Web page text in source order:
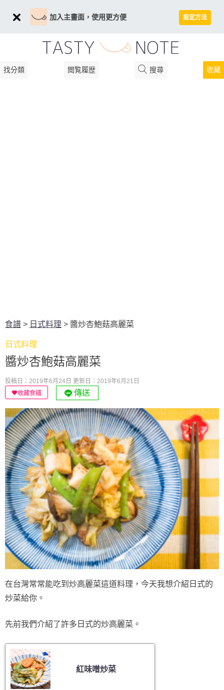
加入主畫面，使用更方便 設定方法
找分類 閲覧履歴 搜尋 收藏
食譜 > 日式料理 > 醬炒杏鮑菇高麗菜
日式料理
醬炒杏鮑菇高麗菜
投稿日：2019年6月24日 更新日：2019年6月21日
收藏食譜
傳送
在台灣常常能吃到炒高麗菜這道料理，今天我想介紹日式的
炒菜給你。
先前我們介紹了許多日式的炒高麗菜。
紅味噌炒菜